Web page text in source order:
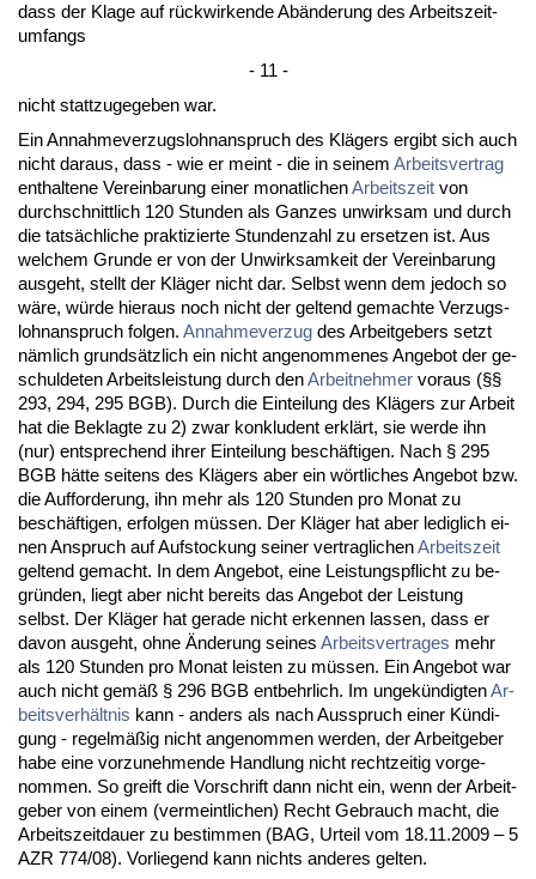
dass der Kla­ge auf rück­wir­ken­de Abände­rung des Ar­beits­zeit­
um­fangs
- 11 -
nicht statt­zu­ge­ge­ben war.
Ein An­nah­me­ver­zugs­lohn­an­spruch des Klägers er­gibt sich auch
nicht dar­aus, dass - wie er meint - die in sei­nem Ar­beits­ver­trag
ent­hal­te­ne Ver­ein­ba­rung ei­ner mo­nat­li­chenAr­beits­zeit von
durch­schnitt­lich 120 St­un­den als Gan­zes un­wirk­sam und durch
die tatsächli­che prak­ti­zier­te St­un­den­zahl zu er­set­zen ist. Aus
wel­chem Grun­de er von der Un­wirk­sam­keit der Ver­ein­ba­rung
aus­geht, stellt der Kläger nicht dar. Selbst wenn dem je­doch so
wäre, würde hier­aus noch nicht der gel­tend ge­mach­te Ver­zugs­
lohn­an­spruch fol­gen. An­nah­me­ver­zug des Ar­beit­ge­bers setzt
nämlich grundsätz­lich ein nicht an­ge­nom­me­nes An­ge­bot der ge­
schul­de­ten Ar­beits­leis­tung durch denAr­beit­neh­mer vor­aus (§§
293, 294, 295 BGB). Durch die Ein­tei­lung des Klägers zur Ar­beit
hat die Be­klag­te zu 2) zwar kon­klu­dent erklärt, sie wer­de ihn
(nur) ent­spre­chend ih­rer Ein­tei­lung beschäfti­gen. Nach § 295
BGB hätte sei­tens des Klägers aber ein wört­li­ches An­ge­bot bzw.
die Auf­for­de­rung, ihn mehr als 120 St­un­den pro Mo­nat zu
beschäfti­gen, er­fol­gen müssen. Der Kläger hat aber le­dig­lich ei­
nen An­spruch auf Auf­sto­ckung sei­ner ver­trag­li­chenAr­beits­zeit
gel­tend ge­macht. In dem An­ge­bot, ei­ne Leis­tungs­pflicht zu be­
gründen, liegt aber nicht be­reits das An­ge­bot der Leis­tung
selbst. Der Kläger hat ge­ra­de nicht er­ken­nen las­sen, dass er
da­von aus­geht, oh­ne Ände­rung sei­nes Ar­beits­ver­tra­ges mehr
als 120 St­un­den pro Mo­nat leis­ten zu müssen. Ein An­ge­bot war
auch nicht gemäß § 296 BGB ent­behr­lich. Im un­gekündig­tenAr­
beits­verhält­nis kann - an­ders als nach Aus­spruch ei­ner Kündi­
gung - re­gelmäßig nicht an­ge­nom­men wer­den, der Ar­beit­ge­ber
ha­be ei­ne vor­zu­neh­men­de Hand­lung nicht recht­zei­tig vor­ge­
nom­men. So greift die Vor­schrift dann nicht ein, wenn der Ar­beit­
ge­ber von ei­nem (ver­meint­li­chen) Recht Ge­brauch macht, die
Ar­beits­zeit­dau­er zu be­stim­men (BAG, Ur­teil vom 18.11.2009 – 5
AZR 774/08). Vor­lie­gend kann nichts an­de­res gel­ten.